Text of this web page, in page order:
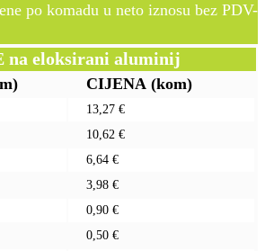
po komadu u neto iznosu bez PDV-
na eloksirani aluminij
CIJENA (kom)
13,27 €
10,62 €
6,64 €
3,98 €
0,90 €
0,50 €